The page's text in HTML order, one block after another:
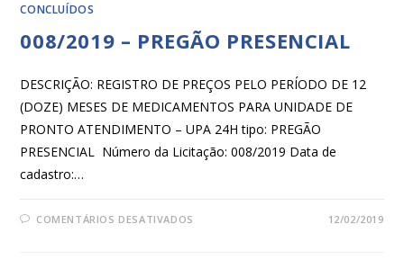
CONCLUÍDOS
008/2019 – PREGÃO PRESENCIAL
DESCRIÇÃO: REGISTRO DE PREÇOS PELO PERÍODO DE 12
(DOZE) MESES DE MEDICAMENTOS PARA UNIDADE DE
PRONTO ATENDIMENTO – UPA 24H tipo: PREGÃO
PRESENCIAL Número da Licitação: 008/2019 Data de
cadastro:…
COMENTÁRIOS DESATIVADOS 12/02/2019